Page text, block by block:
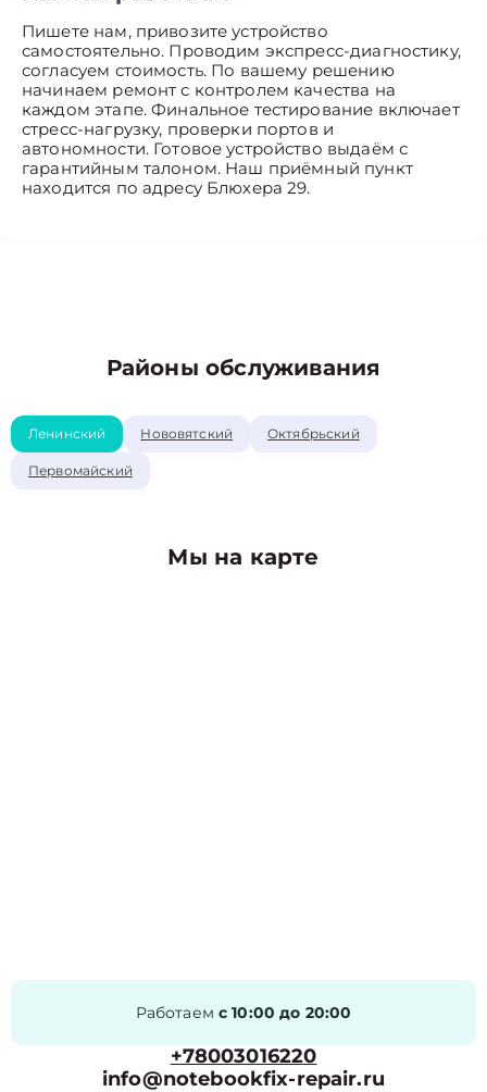
Пишете нам, привозите устройство
самостоятельно. Проводим экспресс-диагностику,
согласуем стоимость. По вашему решению
начинаем ремонт с контролем качества на
каждом этапе. Финальное тестирование включает
стресс-нагрузку, проверки портов и
автономности. Готовое устройство выдаём с
гарантийным талоном. Наш приёмный пункт
находится по адресу Блюхера 29.
Районы обслуживания
Ленинский Нововятский Октябрьский
Первомайский
Мы на карте
Работаем с 10:00 до 20:00
+78003016220
info@notebookfix-repair.ru